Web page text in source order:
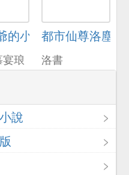
的小福妃
琅
都市仙尊洛塵
洛書
說